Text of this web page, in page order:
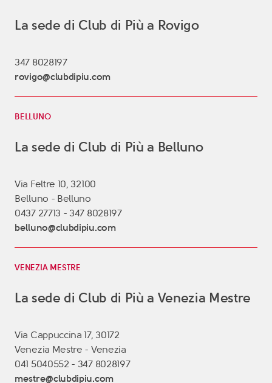
La sede di Club di Più a Rovigo
347 8028197
rovigo@clubdipiu.com
BELLUNO
La sede di Club di Più a Belluno
Via Feltre 10, 32100
Belluno - Belluno
0437 27713 - 347 8028197
belluno@clubdipiu.com
VENEZIA MESTRE
La sede di Club di Più a Venezia Mestre
Via Cappuccina 17, 30172
Venezia Mestre - Venezia
041 5040552 - 347 8028197
mestre@clubdipiu.com